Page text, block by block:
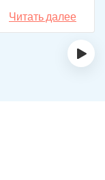
сын не пьет. На
завел.
Читать далее
›